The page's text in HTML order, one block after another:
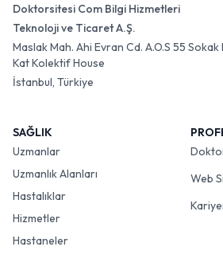
Doktorsitesi Com Bilgi Hizmetleri
Teknoloji ve Ticaret A.Ş.
Maslak Mah. Ahi Evran Cd. A.O.S 55
Kat Kolektif House
İstanbul, Türkiye
SAĞLIK
Uzmanlar
Uzmanlık Alanları
Hastalıklar
Hizmetler
Hastaneler
Web